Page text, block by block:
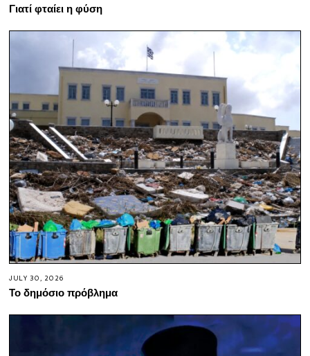
Γιατί φταίει η φύση
JULY 30, 2026
Το δημόσιο πρόβλημα